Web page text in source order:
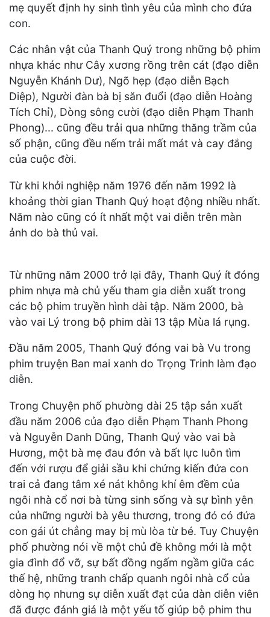
mẹ quyết định hy sinh tình yêu của mình cho đứa
con.
Các nhân vật của Thanh Quý trong những bộ phim
nhựa khác như Cây xương rồng trên cát (đạo diễn
Nguyễn Khánh Dư), Ngõ hẹp (đạo diễn Bạch
Diệp), Người đàn bà bị săn đuổi (đạo diễn Hoàng
Tích Chỉ), Dòng sông cười (đạo diễn Phạm Thanh
Phong)... cũng đều trải qua những thăng trầm của
số phận, cũng đều nếm trải mất mát và cay đắng
của cuộc đời.
Từ khi khởi nghiệp năm 1976 đến năm 1992 là
khoảng thời gian Thanh Quý hoạt động nhiều nhất.
Năm nào cũng có ít nhất một vai diễn trên màn
ảnh do bà thủ vai.
Từ những năm 2000 trở lại đây, Thanh Quý ít đóng
phim nhựa mà chủ yếu tham gia diễn xuất trong
các bộ phim truyền hình dài tập. Năm 2000, bà
vào vai Lý trong bộ phim dài 13 tập Mùa lá rụng.
Đầu năm 2005, Thanh Quý đóng vai bà Vu trong
phim truyện Ban mai xanh do Trọng Trinh làm đạo
diễn.
Trong Chuyện phố phường dài 25 tập sản xuất
đầu năm 2006 của đạo diễn Phạm Thanh Phong
và Nguyễn Danh Dũng, Thanh Quý vào vai bà
Hương, một bà mẹ đau đớn và bất lực luôn tìm
đến với rượu để giải sầu khi chứng kiến đứa con
trai cả đang tâm xé nát không khí êm đềm của
ngôi nhà cổ nơi bà từng sinh sống và sự bình yên
của những người bà yêu thương, trong đó có đứa
con gái út chẳng may bị mù lòa từ bé. Tuy Chuyện
phố phường nói về một chủ đề không mới là một
gia đình đổ vỡ, sự bất đồng ngấm ngầm giữa các
thế hệ, những tranh chấp quanh ngôi nhà cổ của
dòng họ nhưng sự diễn xuất đạt của dàn diễn viên
đã được đánh giá là một yếu tố giúp bộ phim thu